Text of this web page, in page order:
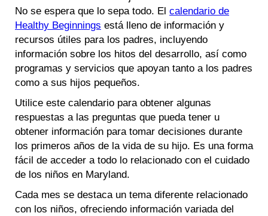
No se espera que lo sepa todo. El calendario de
Healthy Beginnings está lleno de información y
recursos útiles para los padres, incluyendo
información sobre los hitos del desarrollo, así como
programas y servicios que apoyan tanto a los padres
como a sus hijos pequeños.
Utilice este calendario para obtener algunas
respuestas a las preguntas que pueda tener u
obtener información para tomar decisiones durante
los primeros años de la vida de su hijo. Es una forma
fácil de acceder a todo lo relacionado con el cuidado
de los niños en Maryland.
Cada mes se destaca un tema diferente relacionado
con los niños, ofreciendo información variada del